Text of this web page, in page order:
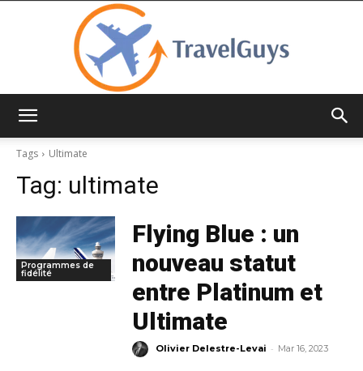
Tags
Ultimate
Tag: ultimate
Programmes de
fidélité
Flying Blue : un
nouveau statut
entre Platinum et
Ultimate
Olivier Delestre-Levai - Mar 16, 2023